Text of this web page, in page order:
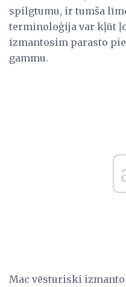
spilgtumu, ir tumša
terminoloģija var kļūt
izmantosim parasto
gammu.
Mac vēsturiski izmanto